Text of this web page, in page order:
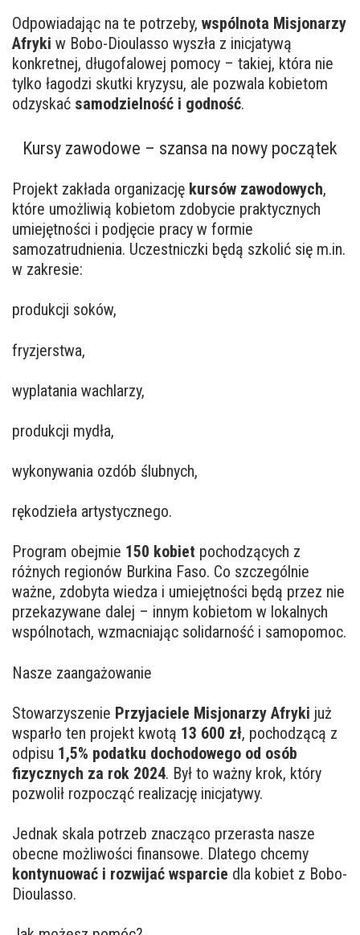
Odpowiadając na te potrzeby, wspólnota Misjonarzy
Afryki w Bobo-Dioulasso wyszła z inicjatywą
konkretnej, długofalowej pomocy – takiej, która nie
tylko łagodzi skutki kryzysu, ale pozwala kobietom
odzyskać samodzielność i godność.
Kursy zawodowe – szansa na nowy początek
Projekt zakłada organizację kursów zawodowych,
które umożliwią kobietom zdobycie praktycznych
umiejętności i podjęcie pracy w formie
samozatrudnienia. Uczestniczki będą szkolić się m.in.
w zakresie:
produkcji soków,
fryzjerstwa,
wyplatania wachlarzy,
produkcji mydła,
wykonywania ozdób ślubnych,
rękodzieła artystycznego.
Program obejmie 150 kobiet pochodzących z
różnych regionów Burkina Faso. Co szczególnie
ważne, zdobyta wiedza i umiejętności będą przez nie
przekazywane dalej – innym kobietom w lokalnych
wspólnotach, wzmacniając solidarność i samopomoc.
Nasze zaangażowanie
Stowarzyszenie Przyjaciele Misjonarzy Afryki już
wsparło ten projekt kwotą 13 600 zł, pochodzącą z
odpisu 1,5% podatku dochodowego od osób
fizycznych za rok 2024. Był to ważny krok, który
pozwolił rozpocząć realizację inicjatywy.
Jednak skala potrzeb znacząco przerasta nasze
obecne możliwości finansowe. Dlatego chcemy
kontynuować i rozwijać wsparcie dla kobiet z Bobo-
Dioulasso.